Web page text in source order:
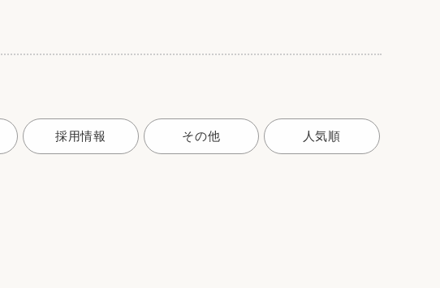
採用情報 その他 人気順